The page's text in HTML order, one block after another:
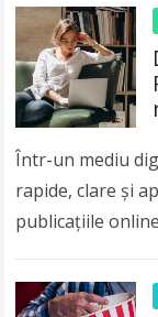
Într-un mediu
rapide, clare și
publicațiile